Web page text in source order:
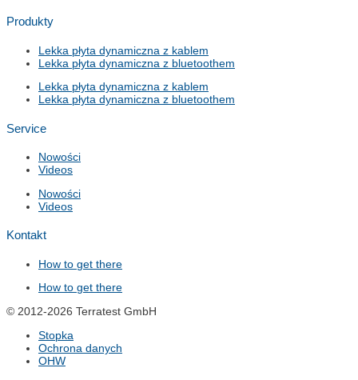
Produkty
Lekka płyta dynamiczna z kablem
Lekka płyta dynamiczna z bluetoothem
Lekka płyta dynamiczna z kablem
Lekka płyta dynamiczna z bluetoothem
Service
Nowości
Videos
Nowości
Videos
Kontakt
How to get there
How to get there
© 2012-2026 Terratest GmbH
Stopka
Ochrona danych
OHW